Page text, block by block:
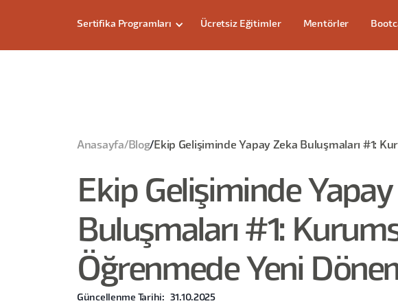
Sertifika Programları Ücretsiz Eğitimler Mentörler
Anasayfa/ Blog/ Ekip Gelişiminde Yapay Zeka Buluşmaları #1:
Ekip Gelişiminde
Buluşmaları #1:
Öğrenmede Yeni
Güncellenme Tarihi: 31.10.2025